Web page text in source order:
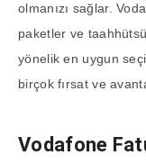
olmanızı sağlar.
paketler ve
yönelik en uygun
birçok fırsat ve
Vodafone